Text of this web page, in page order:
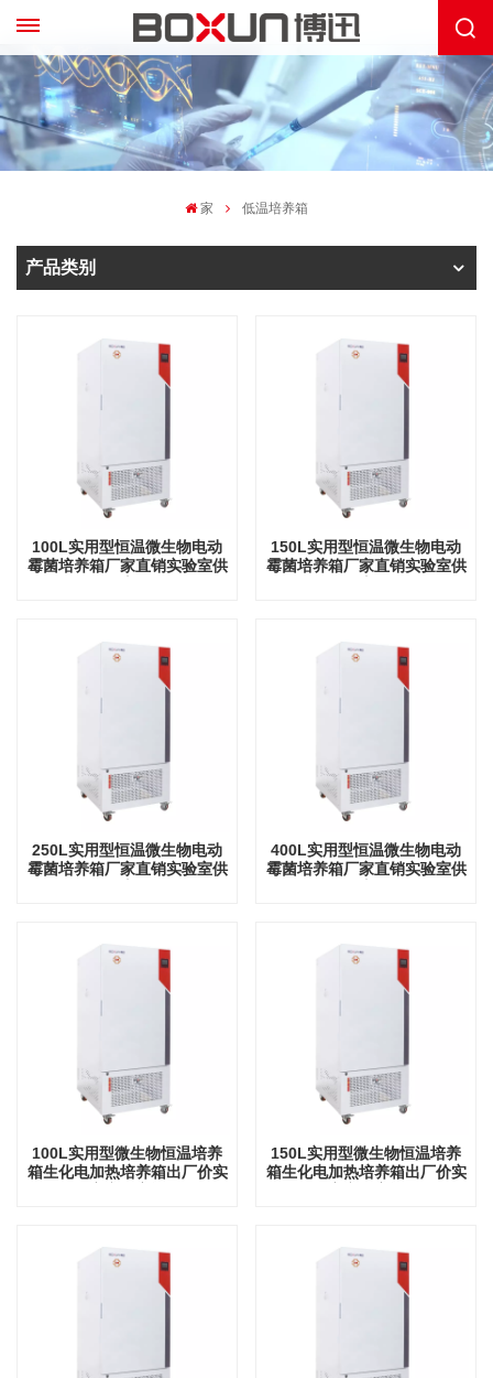
家 低温培养箱
产品类别
100L实用型恒温微生物电动
霉菌培养箱厂家直销实验室供
150L实用型恒温微生物电动
霉菌培养箱厂家直销实验室供
250L实用型恒温微生物电动
霉菌培养箱厂家直销实验室供
400L实用型恒温微生物电动
霉菌培养箱厂家直销实验室供
100L实用型微生物恒温培养
箱生化电加热培养箱出厂价实
150L实用型微生物恒温培养
箱生化电加热培养箱出厂价实